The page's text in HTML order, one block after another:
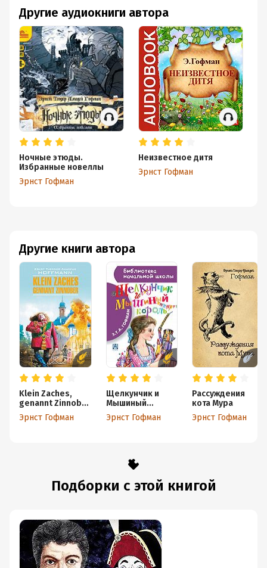
Другие книги автора
Klein Zaches,
genannt Zinnober
/ Крошка Цахес,
по прозванию
Эрнст Гофман
Щелкунчик и
Мышиный
король
Эрнст Гофман
Рассуждения
кота Мура
Эрнст Гофман
Другие аудиокниги автора
Ночные этюды.
Избранные новеллы
Эрнст Гофман
Неизвестное дитя
Эрнст Гофман
Подборки с этой книгой